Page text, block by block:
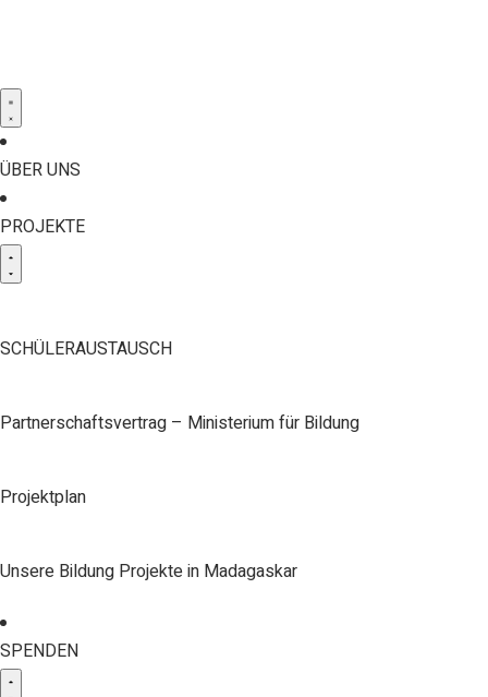
ÜBER UNS
PROJEKTE
SCHÜLERAUSTAUSCH
Partnerschaftsvertrag – Ministerium für Bildung
Projektplan
Unsere Bildung Projekte in Madagaskar
SPENDEN